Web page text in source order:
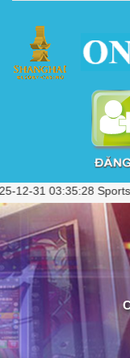
Sports3 - Soccer -